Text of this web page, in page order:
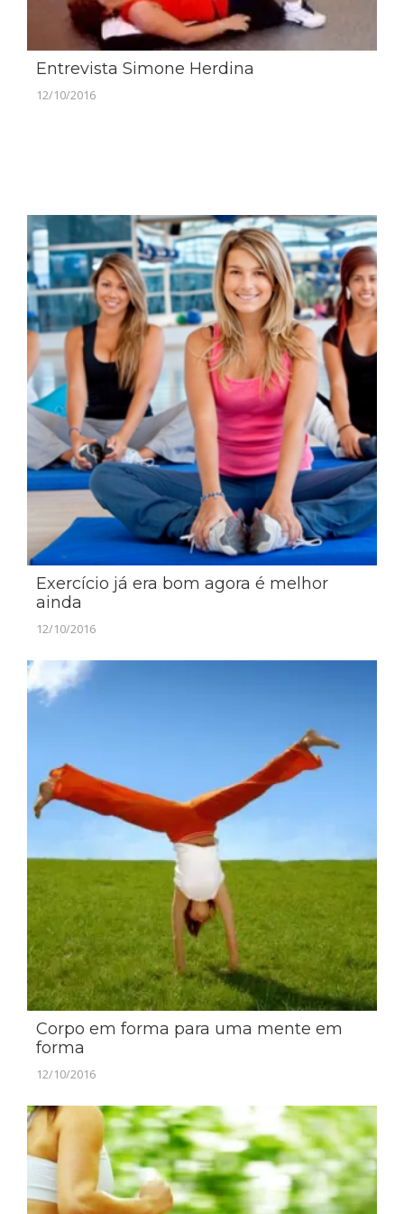
Entrevista Simone Herdina
12/10/2016
Exercício já era bom agora é melhor
ainda
12/10/2016
Corpo em forma para uma mente em
forma
12/10/2016